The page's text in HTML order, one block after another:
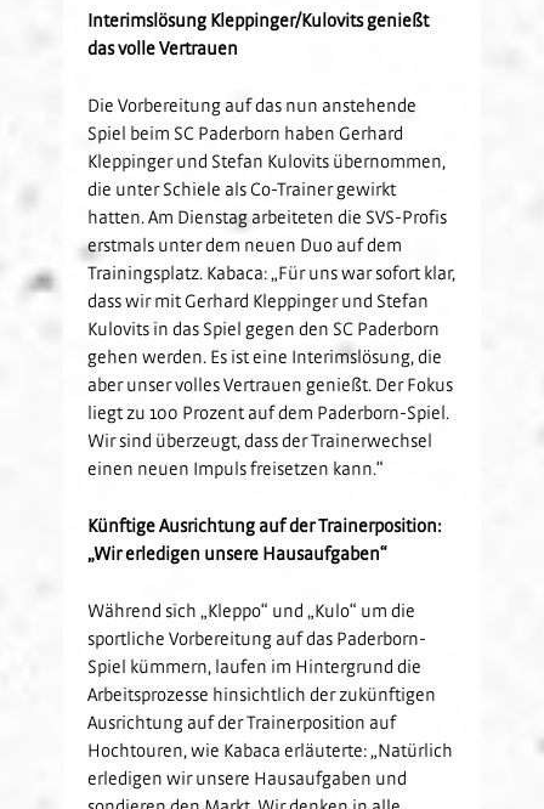
Interimslösung Kleppinger/Kulovits genießt
das volle Vertrauen
Die Vorbereitung auf das nun anstehende
Spiel beim SC Paderborn haben Gerhard
Kleppinger und Stefan Kulovits übernommen,
die unter Schiele als Co-Trainer gewirkt
hatten. Am Dienstag arbeiteten die SVS-Profis
erstmals unter dem neuen Duo auf dem
Trainingsplatz. Kabaca: „Für uns war sofort klar,
dass wir mit Gerhard Kleppinger und Stefan
Kulovits in das Spiel gegen den SC Paderborn
gehen werden. Es ist eine Interimslösung, die
aber unser volles Vertrauen genießt. Der Fokus
liegt zu 100 Prozent auf dem Paderborn-Spiel.
Wir sind überzeugt, dass der Trainerwechsel
einen neuen Impuls freisetzen kann.“
Künftige Ausrichtung auf der Trainerposition:
„Wir erledigen unsere Hausaufgaben“
Während sich „Kleppo“ und „Kulo“ um die
sportliche Vorbereitung auf das Paderborn-
Spiel kümmern, laufen im Hintergrund die
Arbeitsprozesse hinsichtlich der zukünftigen
Ausrichtung auf der Trainerposition auf
Hochtouren, wie Kabaca erläuterte: „Natürlich
erledigen wir unsere Hausaufgaben und